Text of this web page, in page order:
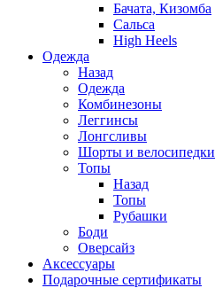
Бачата, Кизомба
Сальса
High Heels
Одежда
Назад
Одежда
Комбинезоны
Леггинсы
Лонгсливы
Шорты и велосипедки
Топы
Назад
Топы
Рубашки
Боди
Оверсайз
Аксессуары
Подарочные сертификаты